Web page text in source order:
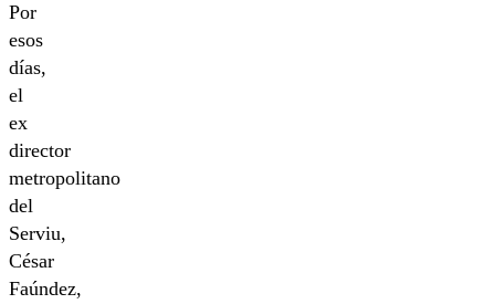
Por
esos
días,
el
ex
director
metropolitano
del
Serviu,
César
Faúndez,